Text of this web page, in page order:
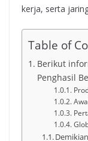
kerja, serta
Table of
Berikut
Penghasil